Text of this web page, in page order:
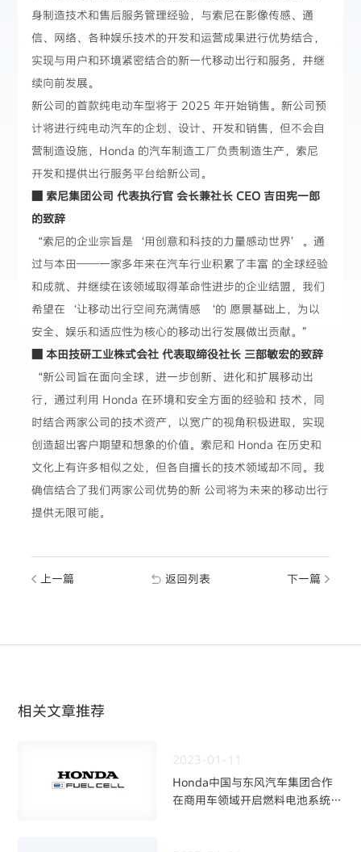
身制造技术和售后服务管理经验，与索尼在影像传感、通
信、网络、各种娱乐技术的开发和运营成果进行优势结合，
实现与用户和环境紧密结合的新一代移动出行和服务，并继
续向前发展。
新公司的首款纯电动车型将于 2025 年开始销售。新公司预
计将进行纯电动汽车的企划、设计、开发和销售，但不会自
营制造设施，Honda 的汽车制造工厂负责制造生产，索尼
开发和提供出行服务平台给新公司。
■ 索尼集团公司 代表执行官 会长兼社长 CEO 吉田宪一郎
的致辞
“索尼的企业宗旨是‘用创意和科技的力量感动世界’。通
过与本田——一家多年来在汽车行业积累了丰富 的全球经验
和成就、并继续在该领域取得革命性进步的企业结盟，我们
希望在‘让移动出行空间充满情感 ‘的 愿景基础上，为以
安全、娱乐和适应性为核心的移动出行发展做出贡献。”
■ 本田技研工业株式会社 代表取缔役社长 三部敏宏的致辞
“新公司旨在面向全球，进一步创新、进化和扩展移动出
行，通过利用 Honda 在环境和安全方面的经验和 技术，同
时结合两家公司的技术资产，以宽广的视角积极进取，实现
创造超出客户期望和想象的价值。索尼和 Honda 在历史和
文化上有许多相似之处，但各自擅长的技术领域却不同。我
确信结合了我们两家公司优势的新 公司将为未来的移动出行
提供无限可能。
上一篇 返回列表 下一篇
相关文章推荐
2023-01-11
Honda中国与东风汽车集团合作
在商用车领域开启燃料电池系统技